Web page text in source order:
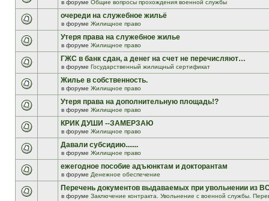
в форуме Общие вопросы прохождения военной службы
очереди на служебное жильё
в форуме Жилищное право
Утеря права на служебное жилье
в форуме Жилищное право
ГЖС в банк сдан, а денег на счет не перечисляют…
в форуме Государственный жилищный сертификат
Жилье в собственность.
в форуме Жилищное право
Утеря права на дополнительную площадь!?
в форуме Жилищное право
КРИК ДУШИ --ЗАМЕРЗАЮ
в форуме Жилищное право
Давали субсидию.......
в форуме Жилищное право
ежегодное пособие адъюнктам и докторантам
в форуме Денежное обеспечение
Перечень документов выдаваемых при увольнении из
в форуме Заключение контракта. Увольнение с военной службы.